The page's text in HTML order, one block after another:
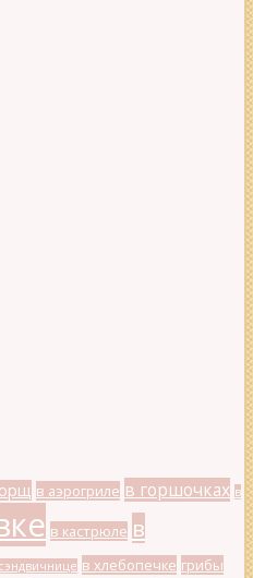
в аэрогриле в горшочках в
в кастрюле в
в хлебопечке грибы